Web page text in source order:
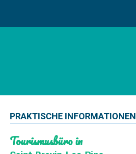
PRAKTISCHE INFORMATIONEN
Tourismusbüro in